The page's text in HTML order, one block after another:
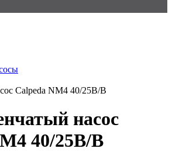
Calpeda NM4 40/25B/B
насос
40/25B/B